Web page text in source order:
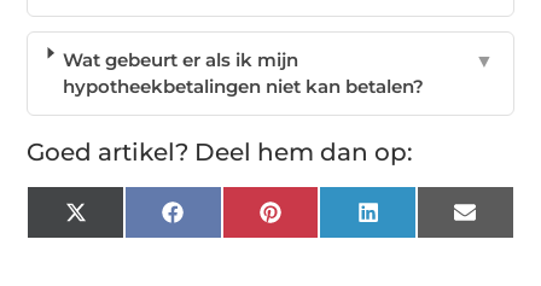
Wat gebeurt er als ik mijn
hypotheekbetalingen niet kan betalen?
▼
Goed artikel? Deel hem dan op:
X
(Twitter)
FacebookPinterest LinkedIn Email